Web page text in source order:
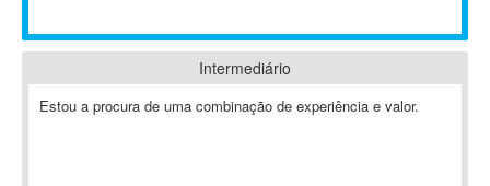
ABAP
Abaqus
ABBYY FineReader
Intermediário
Estou a procura de uma combinação de experiência e valor.